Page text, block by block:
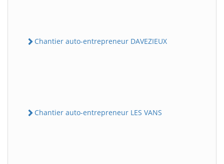
Chantier auto-entrepreneur DAVEZIEUX
Chantier auto-entrepreneur LES VANS